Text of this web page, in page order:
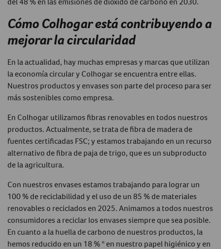
Cómo Colhogar está contribuyendo a
mejorar la circularidad
En la actualidad, hay muchas empresas y marcas que utilizan
la economía circular y Colhogar se encuentra entre ellas.
Nuestros productos y envases son parte del proceso para ser
más sostenibles como empresa.
En Colhogar utilizamos fibras renovables en todos nuestros
productos. Actualmente, se trata de fibra de madera de
fuentes certificadas FSC; y estamos trabajando en un recurso
alternativo de fibra de paja de trigo, que es un subproducto
de la agricultura.
Con nuestros envases estamos trabajando para lograr un
100 % de reciclabilidad y el uso de un 85 % de materiales
renovables o reciclados en 2025. Animamos a todos nuestros
consumidores a reciclar los envases siempre que sea posible.
En cuanto a la huella de carbono de nuestros productos, la
hemos reducido en un 18 % * en nuestro papel higiénico y en